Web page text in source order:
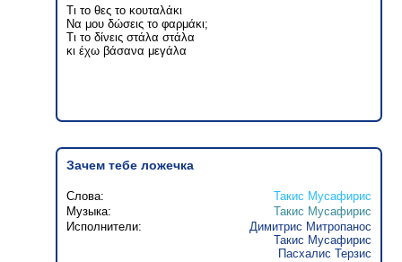
Τι το θες το κουταλάκι
Να μου δώσεις το φαρμάκι;
Τι το δίνεις στάλα στάλα
κι έχω βάσανα μεγάλα
Зачем тебе ложечка
Слова:
Такис Мусафирис
Музыка:
Такис Мусафирис
Исполнители:
Димитрис Митропанос
Такис Мусафирис
Пасхалис Терзис